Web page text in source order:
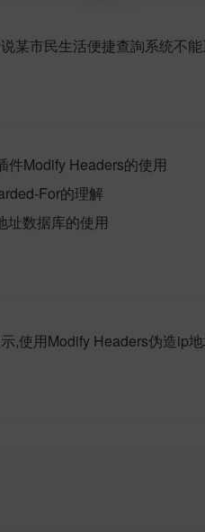
某市民生活便捷查詢系统不
件Modify Headers的使用
For的理解
址数据库的使用
,使用Modify Headers伪造ip